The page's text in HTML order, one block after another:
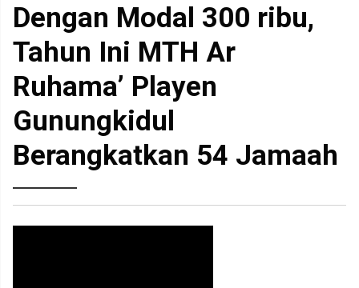
Dengan Modal 300 ribu,
Tahun Ini MTH Ar
Ruhama’ Playen
Gunungkidul
Berangkatkan 54 Jamaah